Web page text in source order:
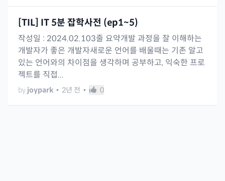
[TIL] IT 5분 잡학사전 (ep1~5)
작성일 : 2024.02.103줄 요약개발 과정을 잘 이해하는
개발자가 좋은 개발자새로운 언어를 배울때는 기존 알고
있는 언어와의 차이점을 생각하며 공부하고, 익숙한 프로
젝트를 직접...
by joypark • 2년 전 • 0